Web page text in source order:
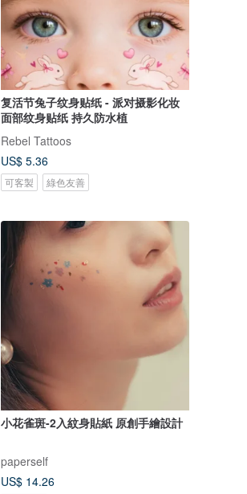
复活节兔子纹身贴纸 - 派对摄影化妆
面部纹身贴纸 持久防水植
Rebel Tattoos
US$ 5.36
可客製 綠色友善
小花雀斑-2入紋身貼紙 原創手繪設計
paperself
US$ 14.26